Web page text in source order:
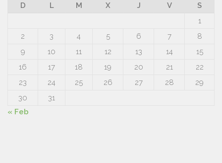
D
L M X J V
S
1
2
3 4 5 6 7
8
9
10 11 12 13 14
15
16
17 18 19 20 21
22
23
24 25 26 27 28
29
30
31
« Feb